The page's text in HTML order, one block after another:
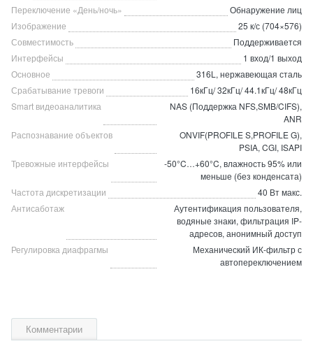
Переключение «День/ночь»
Обнаружение лиц
Изображение
25 к/с (704×576)
Совместимость
Поддерживается
Интерфейсы
1 вход/1 выход
Основное
316L, нержавеющая сталь
Срабатывание тревоги
16кГц/ 32кГц/ 44.1кГц/ 48кГц
Smart видеоаналитика
NAS (Поддержка NFS,SMB/CIFS),
ANR
Распознавание объектов
ONVIF(PROFILE S,PROFILE G),
PSIA, CGI, ISAPI
Тревожные интерфейсы
-50°C…+60°C, влажность 95% или
меньше (без конденсата)
Частота дискретизации
40 Вт макс.
Антисаботаж
Аутентификация пользователя,
водяные знаки, фильтрация IP-
адресов, анонимный доступ
Регулировка диафрагмы
Механический ИК-фильтр с
автопереключением
Комментарии